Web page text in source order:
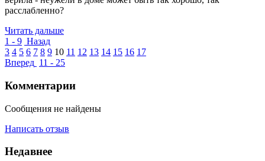
расслабленно?
Читать дальше
1 - 9 Назад
3 4 5 6 7 8 9 10 11 12 13 14 15 16 17
Вперед 11 - 25
Комментарии
Сообщения не найдены
Написать отзыв
Недавнее